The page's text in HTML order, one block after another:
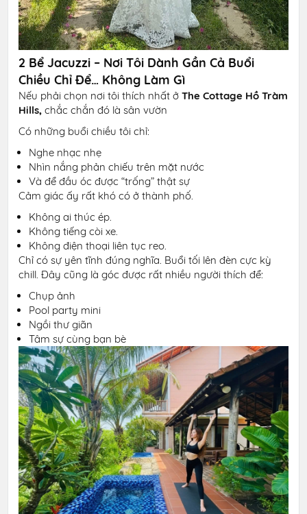
2 Bể Jacuzzi – Nơi Tôi Dành Gần Cả Buổi
Chiều Chỉ Để… Không Làm Gì
Nếu phải chọn nơi tôi thích nhất ởThe Cottage Hồ Tràm
Hills, chắc chắn đó là sân vườn
Có những buổi chiều tôi chỉ:
Nghe nhạc nhẹ
Nhìn nắng phản chiếu trên mặt nước
Và để đầu óc được “trống” thật sự
Cảm giác ấy rất khó có ở thành phố.
Không ai thúc ép.
Không tiếng còi xe.
Không điện thoại liên tục reo.
Chỉ có sự yên tĩnh đúng nghĩa. Buổi tối lên đèn cực kỳ
chill. Đây cũng là góc được rất nhiều người thích để:
Chụp ảnh
Pool party mini
Ngồi thư giãn
Tâm sự cùng bạn bè